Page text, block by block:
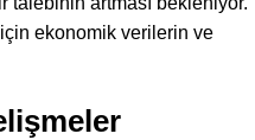
ekonomik verilerin ve